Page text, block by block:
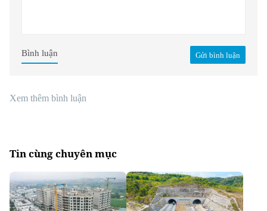
Gửi bình luận
Bình luận
Xem thêm bình luận
Tin cùng chuyên mục